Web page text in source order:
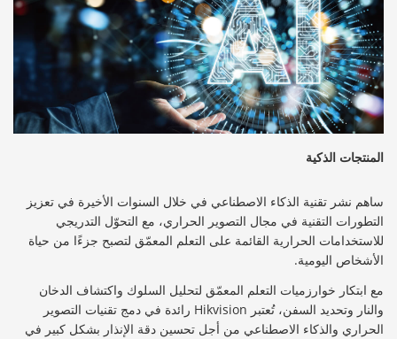
المنتجات الذكية
ساهم نشر تقنية الذكاء الاصطناعي في خلال السنوات الأخيرة في تعزيز
التطورات التقنية في مجال التصوير الحراري، مع التحوّل التدريجي
للاستخدامات الحرارية القائمة على التعلم المعمّق لتصبح جزءًا من حياة
الأشخاص اليومية.
مع ابتكار خوارزميات التعلم المعمّق لتحليل السلوك واكتشاف الدخان
والنار وتحديد السفن، تُعتبر Hikvision رائدة في دمج تقنيات التصوير
الحراري والذكاء الاصطناعي من أجل تحسين دقة الإنذار بشكل كبير في